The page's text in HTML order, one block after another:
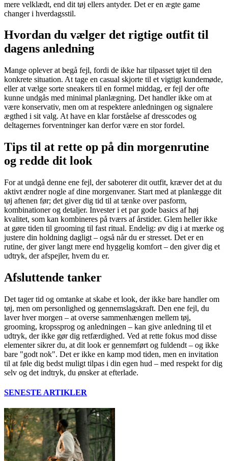
mere velklædt, end dit tøj ellers antyder. Det er en ægte game
changer i hverdagsstil.
Hvordan du vælger det rigtige outfit til
dagens anledning
Mange oplever at begå fejl, fordi de ikke har tilpasset tøjet til den
konkrete situation. At tage en casual skjorte til et vigtigt kundemøde,
eller at vælge sorte sneakers til en formel middag, er fejl der ofte
kunne undgås med minimal planlægning. Det handler ikke om at
være konservativ, men om at respektere anledningen og signalere
ægthed i sit valg. At have en klar forståelse af dresscodes og
deltagernes forventninger kan derfor være en stor fordel.
Tips til at rette op på din morgenrutine
og redde dit look
For at undgå denne ene fejl, der saboterer dit outfit, kræver det at du
aktivt ændrer nogle af dine morgenvaner. Start med at planlægge dit
tøj aftenen før; det giver dig tid til at tænke over pasform,
kombinationer og detaljer. Invester i et par gode basics af høj
kvalitet, som kan kombineres på tværs af årstider. Glem heller ikke
at gøre tiden til grooming til fast ritual. Endelig: øv dig i at mærke og
justere din holdning dagligt – også når du er stresset. Det er en
rutine, der giver langt mere end hyggelig komfort – den giver dig et
udtryk, der afspejler, hvem du er.
Afsluttende tanker
Det tager tid og omtanke at skabe et look, der ikke bare handler om
tøj, men om personlighed og gennemslagskraft. Den ene fejl, du
laver hver morgen – at overse sammenhængen mellem tøj,
grooming, kropssprog og anledningen – kan give anledning til et
udtryk, der ikke gør dig retfærdighed. Ved at rette fokus mod disse
elementer sikrer du, at dit look er gennemført og fuldendt – og ikke
bare "godt nok". Det er ikke en kamp mod tiden, men en invitation
til at føle dig bedst muligt tilpas i din egen hud – med respekt for dig
selv og det indtryk, du ønsker at efterlade.
SENESTE ARTIKLER